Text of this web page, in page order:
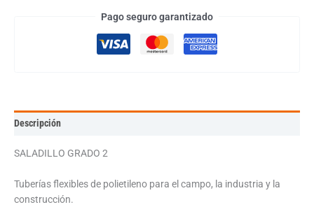
Pago seguro garantizado
Descripción
SALADILLO GRADO 2
Tuberías flexibles de polietileno para el campo, la industria y la
construcción.